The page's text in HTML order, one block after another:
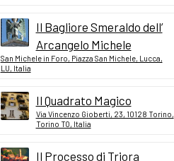
Il Bagliore Smeraldo dell’
Arcangelo Michele
San Michele in Foro, Piazza San Michele, Lucca,
LU, Italia
Il Quadrato Magico
Via Vincenzo Gioberti, 23, 10128 Torino,
Torino TO, Italia
Il Processo di Triora